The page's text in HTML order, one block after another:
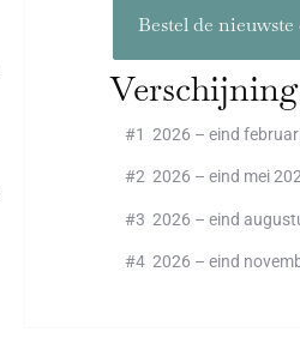
Bestel de
#1 2026 – eind
#2 2026 – eind mei
#3 2026 – eind
#4 2026 – eind